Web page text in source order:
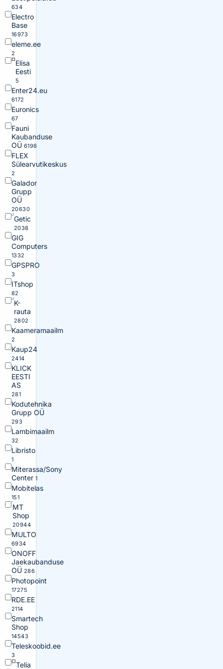
634
Electro
Base
16973
eleme.ee
2
Elisa
Eesti
5
Enter24.eu
6172
Euronics
67
Fauni
Kaubanduse
OÜ 6198
FLEX
Sülearvutikeskus
2
Galador
Grupp
OÜ
20630
Getic
2038
GIG
Computers
1332
GPSPRO
3
ITshop
82
K-
rauta
2802
Kaameramaailm
2
Kaup24
2414
KLICK
EESTI
AS
281
Kodutehnika
Grupp OÜ
293
Lambimaailm
32
Libristo
1
Miterassa/Sony
Center 1
Mobitelas
151
MT
Shop
20944
MULTO
6934
ONOFF
Jaekaubanduse
OÜ 286
Photopoint
17275
RDE.EE
2114
Smartech
Shop
14543
Teleskoobid.ee
3
Telia